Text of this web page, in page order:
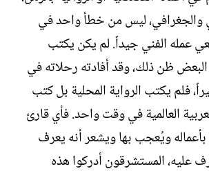
والجغرافي، ليس من خطأ واحد في
عمله الفني جيداً. لم يكن يكتب
البعض ظن ذلك، وقد أفادته رحلاته في
فلم يكتب الرواية المحلية بل كتب
العالمية في وقت واحد. فأي قارئ
ويُعجب بها ويشعر أنه يعرف
عليه، المستشرقون أدركوا هذه